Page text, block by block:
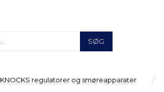
SØG
KNOCKS regulatorer og smøreapparater